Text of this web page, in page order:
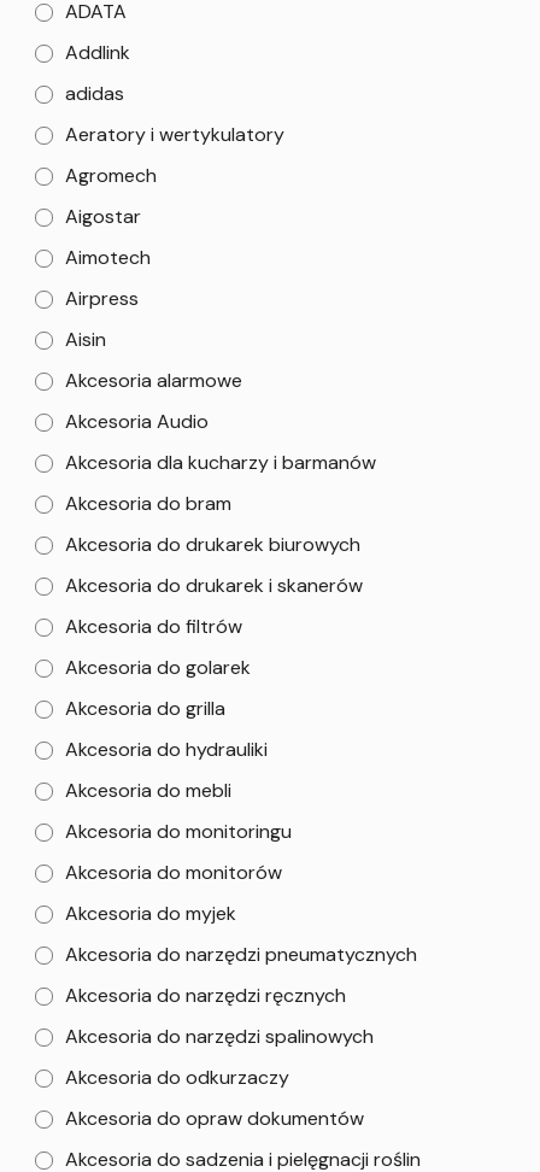
ADATA
Addlink
adidas
Aeratory i wertykulatory
Agromech
Aigostar
Aimotech
Airpress
Aisin
Akcesoria alarmowe
Akcesoria Audio
Akcesoria dla kucharzy i barmanów
Akcesoria do bram
Akcesoria do drukarek biurowych
Akcesoria do drukarek i skanerów
Akcesoria do filtrów
Akcesoria do golarek
Akcesoria do grilla
Akcesoria do hydrauliki
Akcesoria do mebli
Akcesoria do monitoringu
Akcesoria do monitorów
Akcesoria do myjek
Akcesoria do narzędzi pneumatycznych
Akcesoria do narzędzi ręcznych
Akcesoria do narzędzi spalinowych
Akcesoria do odkurzaczy
Akcesoria do opraw dokumentów
Akcesoria do sadzenia i pielęgnacji roślin